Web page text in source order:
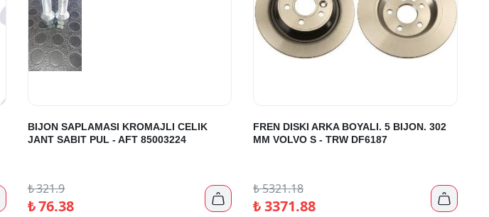
BIJON SAPLAMASI KROMAJLI CELIK
JANT SABIT PUL - AFT 85003224
₺321.9
₺76.38 
FREN DISKI ARKA BOYALI. 5 BIJON. 302
MM VOLVO S - TRW DF6187
₺5321.18
₺3371.88 